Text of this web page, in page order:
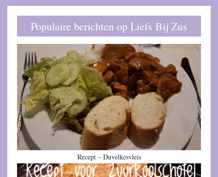
Populaire berichten op Liefs Bij Zus
Recept – Duvelkesvleis